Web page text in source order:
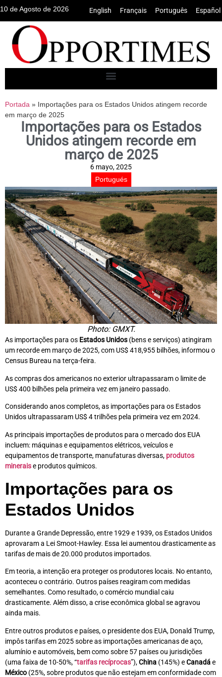
10 de Agosto de 2026 English Français Português Español
Portada » Importações para os Estados Unidos atingem recorde
em março de 2025
Importações para os Estados
Unidos atingem recorde em
março de 2025
6 mayo, 2025
Portugués
Photo: GMXT.
As importações para os Estados Unidos (bens e serviços) atingiram
um recorde em março de 2025, com US$ 418,955 bilhões, informou o
Census Bureau na terça-feira.
As compras dos americanos no exterior ultrapassaram o limite de
US$ 400 bilhões pela primeira vez em janeiro passado.
Considerando anos completos, as importações para os Estados
Unidos ultrapassaram US$ 4 trilhões pela primeira vez em 2024.
As principais importações de produtos para o mercado dos EUA
incluem: máquinas e equipamentos elétricos, veículos e
equipamentos de transporte, manufaturas diversas, produtos
mineraise produtos químicos.
Importações para os
Estados Unidos
Durante a Grande Depressão, entre 1929 e 1939, os Estados Unidos
aprovaram a Lei Smoot-Hawley. Essa lei aumentou drasticamente as
tarifas de mais de 20.000 produtos importados.
Em teoria, a intenção era proteger os produtores locais. No entanto,
aconteceu o contrário. Outros países reagiram com medidas
semelhantes. Como resultado, o comércio mundial caiu
drasticamente. Além disso, a crise econômica global se agravou
ainda mais.
Entre outros produtos e países, o presidente dos EUA, Donald Trump,
impôs tarifas em 2025 sobre as importações americanas de aço,
alumínio e automóveis, bem como sobre 57 países ou jurisdições
(uma faixa de 10-50%, “tarifas recíprocas”),China (145%) eCanadáe
México (25%, sobre produtos que não estejam em conformidade com